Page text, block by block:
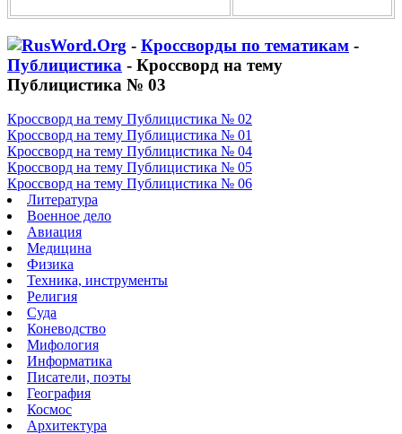
- Кроссворды по тематикам -
Публицистика - Кроссворд на тему
Публицистика № 03
Кроссворд на тему Публицистика № 02
Кроссворд на тему Публицистика № 01
Кроссворд на тему Публицистика № 04
Кроссворд на тему Публицистика № 05
Кроссворд на тему Публицистика № 06
Литература
Военное дело
Авиация
Медицина
Физика
Техника, инструменты
Религия
Суда
Коневодство
Мифология
Информатика
Писатели, поэты
География
Космос
Архитектура